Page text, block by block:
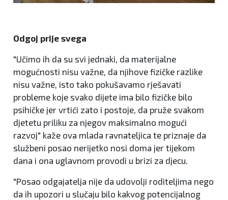
Odgoj prije svega
"Učimo ih da su svi jednaki, da materijalne
mogućnosti nisu važne, da njihove fizičke razlike
nisu važne, isto tako pokušavamo rješavati
probleme koje svako dijete ima bilo fizičke bilo
psihičke jer vrtići zato i postoje, da pruže svakom
djetetu priliku za njegov maksimalno mogući
razvoj" kaže ova mlada ravnateljica te priznaje da
službeni posao nerijetko nosi doma jer tijekom
dana i ona uglavnom provodi u brizi za djecu.
"Posao odgajatelja nije da udovolji roditeljima nego
da ih upozori u slučaju bilo kakvog potencijalnog